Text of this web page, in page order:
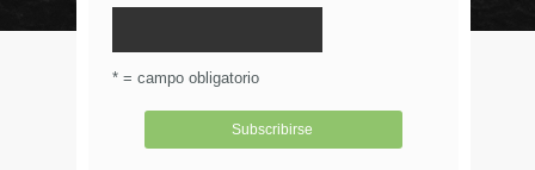
* = campo obligatorio
© Circulo Marketing 2016. Todos los derechos
reservados.
Aviso de Privacidad